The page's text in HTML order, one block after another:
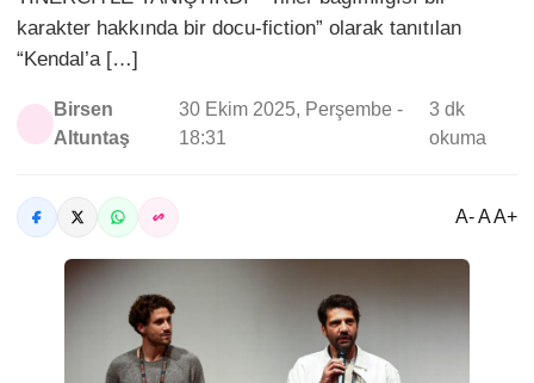
karakter hakkında bir docu-fiction” olarak tanıtılan
“Kendal’a […]
Birsen
Altuntaş
30 Ekim 2025, Perşembe -
18:31
3 dk
okuma
A- A A+